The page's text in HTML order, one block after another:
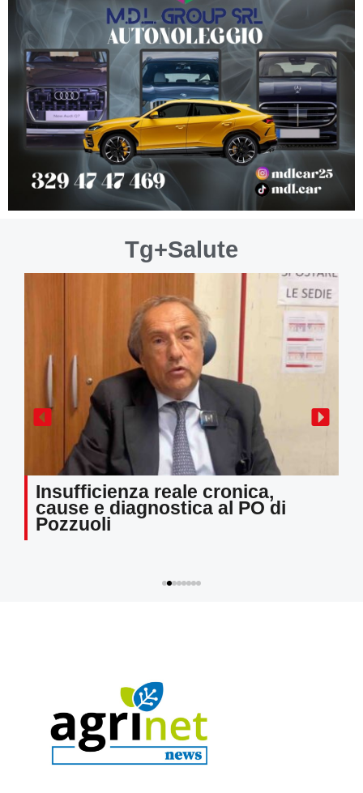
Tg+Salute
Insufficienza reale cronica,
cause e diagnostica al PO di
Pozzuoli